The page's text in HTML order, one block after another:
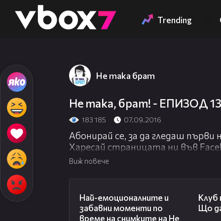
👾 Trending
Не така брат
Не така, брат! - ЕПИЗОД
183 185 07.09.2016
Абонирай се, за да гледаш
Харесай страницата ни във
http://www.fb.com/netakabratofficial
Мишо за първи път е истински
лагер. Причината е обектът
ще пътува с него.
Виж повече
Най-емоционалните и
забавни моменти по
време на снимките на Не
Клуб
Що